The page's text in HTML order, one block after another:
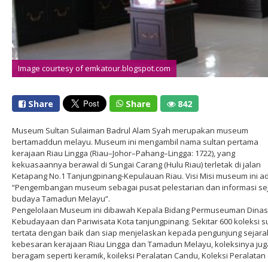
Image courtesy of emkatour.blogspot.com
Share Share 842
Museum Sultan Sulaiman Badrul Alam Syah merupakan museum
bertamaddun melayu. Museum ini mengambil nama sultan pertama
kerajaan Riau Lingga (Riau–Johor–Pahang–Lingga: 1722), yang
kekuasaannya berawal di Sungai Carang (Hulu Riau) terletak di jalan
Ketapang No.1 Tanjungpinang-Kepulauan Riau. Visi Misi museum ini
“Pengembangan museum sebagai pusat pelestarian dan informasi
budaya Tamadun Melayu”.
Pengelolaan Museum ini dibawah Kepala Bidang Permuseuman Dinas
Kebudayaan dan Pariwisata Kota tanjungpinang. Sekitar 600 koleksi
tertata dengan baik dan siap menjelaskan kepada pengunjung
kebesaran kerajaan Riau Lingga dan Tamadun Melayu, koleksinya
beragam seperti keramik, koileksi Peralatan Candu, Koleksi Peralatan